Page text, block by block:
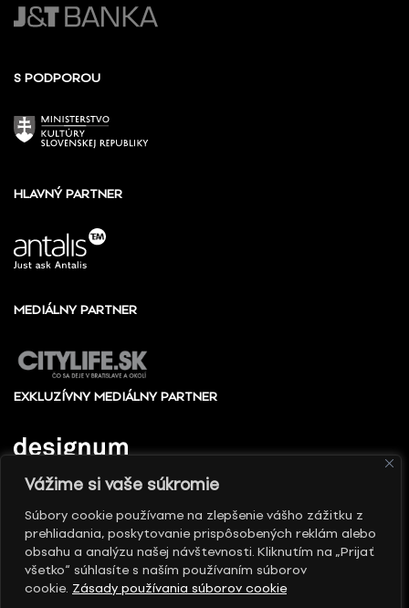
Vážime si vaše súkromie
Súbory cookie používame na zlepšenie vášho zážitku z
prehliadania, poskytovanie prispôsobených reklám alebo
obsahu a analýzu našej návštevnosti. Kliknutím na „Prijať
všetko“ súhlasíte s naším používaním súborov
cookie. Zásady používania súborov cookie
S PODPOROU
HLAVNÝ PARTNER
MEDIÁLNY PARTNER
EXKLUZÍVNY MEDIÁLNY PARTNER
© 2010 - 2026 Slovenské centrum dizajnu, Všetky
práva vyhradené